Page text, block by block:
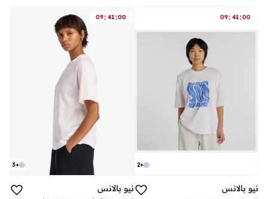
09: 41:00
+
2
نيو بالانس
09: 41:00
+
3
نيو بالانس